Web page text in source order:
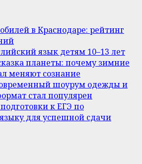
в Краснодаре: рейтинг
язык детям 10–13 лет
планеты: почему зимние
меняют сознание
шоурум одежды и
стал популярен
к ЕГЭ по
для успешной сдачи